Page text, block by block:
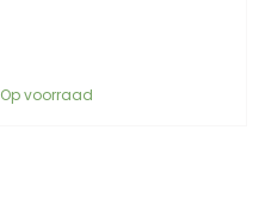
Op voorraad